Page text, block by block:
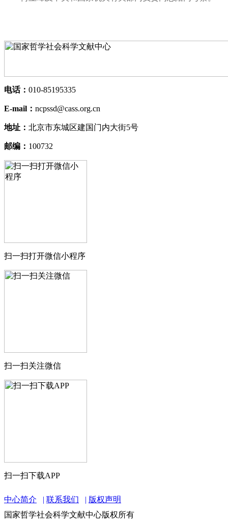
电话： 010-85195335
E-mail： ncpssd@cass.org.cn
地址： 北京市东城区建国门内大街5号
邮编： 100732
扫一扫打开微信小程序
扫一扫关注微信
扫一扫下载APP
中心简介 联系我们
版权声明
国家哲学社会科学文献中心版权所有